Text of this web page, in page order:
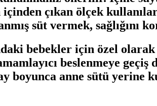
çıkan ölçek
süt vermek, sağlığını
bebekler için özel
beslenmeye
anne sütü yerine